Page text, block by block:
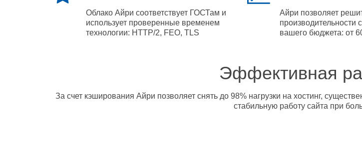
Облако Айри соответствует ГОСТам и
использует проверенные временем
технологии: HTTP/2, FEO, TLS
Айри позволяет
производительности
вашего бюджета: от
Эффективная
За счет кэширования Айри позволяет снять до 98% нагрузки на хостинг,
стабильную работу сайта при